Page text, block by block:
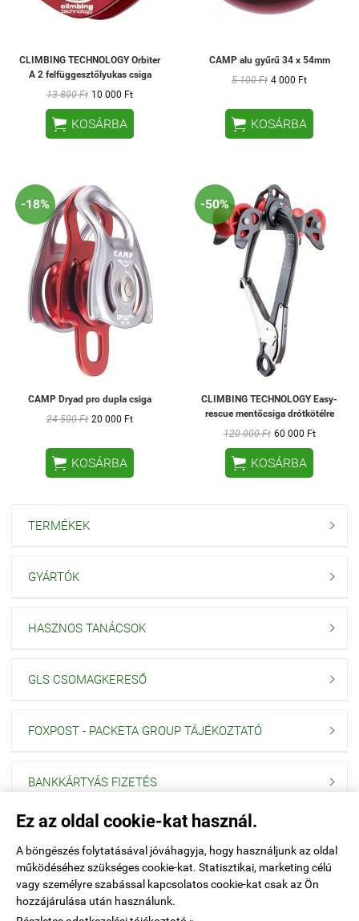
Ez az oldal cookie-kat használ.
A böngészés folytatásával jóváhagyja, hogy használjunk az oldal
működéséhez szükséges cookie-kat. Statisztikai, marketing célú
vagy személyre szabással kapcsolatos cookie-kat csak az Ön
hozzájárulása után használunk.
CLIMBING TECHNOLOGY Orbiter
A 2 felfüggesztőlyukas csiga
13 800 Ft 10 000 Ft
 KOSÁRBA
CAMP alu gyűrű 34 x 54mm
5 100 Ft 4 000 Ft
 KOSÁRBA
-18%
CAMP Dryad pro dupla csiga
24 500 Ft 20 000 Ft
 KOSÁRBA
-50%
CLIMBING TECHNOLOGY Easy-
rescue mentőcsiga drótkötélre
120 000 Ft 60 000 Ft
 KOSÁRBA
TERMÉKEK 
GYÁRTÓK 
HASZNOS TANÁCSOK 
GLS CSOMAGKERESŐ 
FOXPOST - PACKETA GROUP TÁJÉKOZTATÓ 
BANKKÁRTYÁS FIZETÉS 
Navigáció
Saját fiók
Elérhetőségek